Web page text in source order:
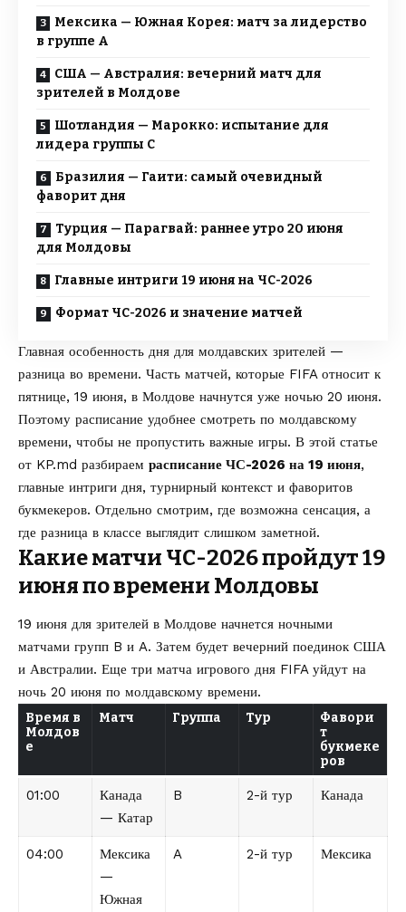
Мексика — Южная Корея: матч за лидерство
в группе A
США — Австралия: вечерний матч для
зрителей в Молдове
Шотландия — Марокко: испытание для
лидера группы C
Бразилия — Гаити: самый очевидный
фаворит дня
Турция — Парагвай: раннее утро 20 июня
для Молдовы
Главные интриги 19 июня на ЧС-2026
Формат ЧС-2026 и значение матчей
Главная особенность дня для молдавских зрителей —
разница во времени. Часть матчей, которые FIFA относит к
пятнице, 19 июня, в Молдове начнутся уже ночью 20 июня.
Поэтому расписание удобнее смотреть по молдавскому
времени, чтобы не пропустить важные игры. В этой статье
от KP.md разбираем расписание ЧС-2026 на 19 июня,
главные интриги дня, турнирный контекст и фаворитов
букмекеров. Отдельно смотрим, где возможна сенсация, а
где разница в классе выглядит слишком заметной.
Какие матчи ЧС-2026 пройдут 19
июня по времени Молдовы
19 июня для зрителей в Молдове начнется ночными
матчами групп B и A. Затем будет вечерний поединок США
и Австралии. Еще три матча игрового дня FIFA уйдут на
ночь 20 июня по молдавскому времени.
Время в
Молдов
е
Матч Группа Тур
Фавори
т
букмеке
ров
01:00
Канада
— Катар
B 2-й тур Канада
04:00
Мексика
—
Южная
A 2-й тур Мексика